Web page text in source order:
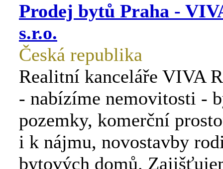
Prodej bytů Praha -
s.r.o.
Česká republika
Realitní kanceláře VIVA
- nabízíme nemovitosti -
pozemky, komerční
i k nájmu, novostavby
bytových domů.